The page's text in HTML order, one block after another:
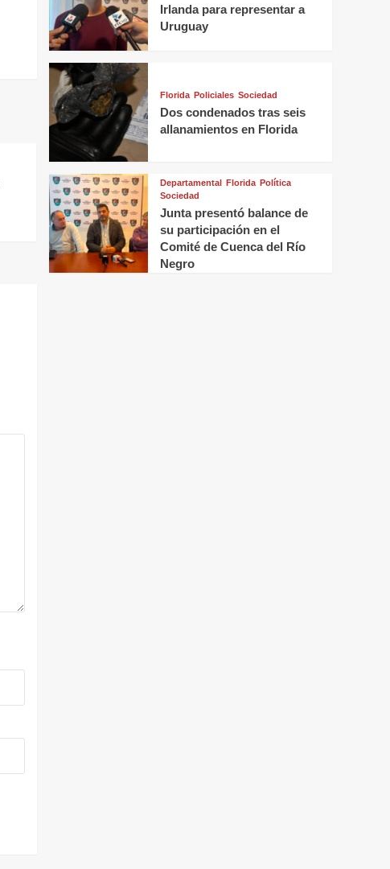
Irlanda para representar a
Uruguay
Florida Policiales Sociedad
Dos condenados tras seis
allanamientos en Florida
Departamental Florida Política
Sociedad
Junta presentó balance de
su participación en el
Comité de Cuenca del Río
Negro